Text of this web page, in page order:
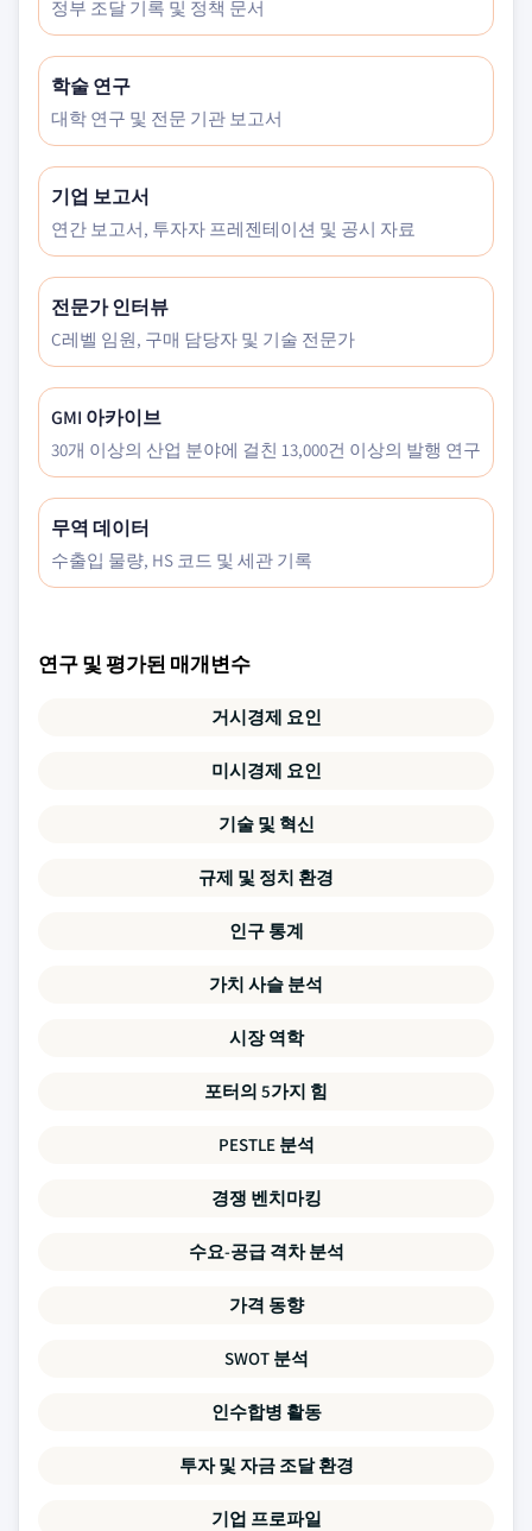
정부 조달 기록 및 정책 문서
학술 연구
대학 연구 및 전문 기관 보고서
기업 보고서
연간 보고서, 투자자 프레젠테이션 및 공시 자료
전문가 인터뷰
C레벨 임원, 구매 담당자 및 기술 전문가
GMI 아카이브
30개 이상의 산업 분야에 걸친 13,000건 이상의 발행 연구
무역 데이터
수출입 물량, HS 코드 및 세관 기록
연구 및 평가된 매개변수
거시경제 요인
미시경제 요인
기술 및 혁신
규제 및 정치 환경
인구 통계
가치 사슬 분석
시장 역학
포터의 5가지 힘
PESTLE 분석
경쟁 벤치마킹
수요-공급 격차 분석
가격 동향
SWOT 분석
인수합병 활동
투자 및 자금 조달 환경
기업 프로파일